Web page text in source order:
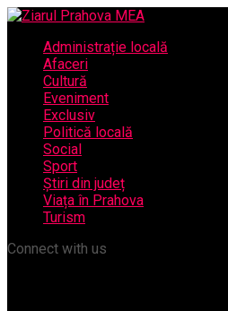
Administrație locală
Afaceri
Cultură
Eveniment
Exclusiv
Politică locală
Social
Sport
Știri din județ
Viața în Prahova
Turism
Connect with us